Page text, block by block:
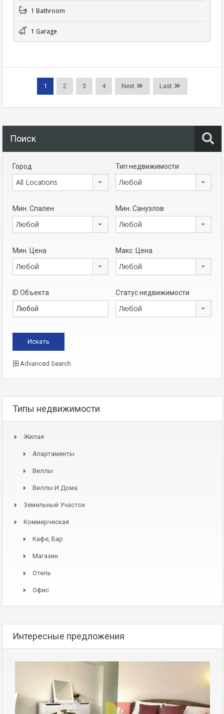
1 Bathroom
1 Garage
1 2 3 4 Next Last
Поиск
Город
All Locations
Тип недвижимости
Любой
Мин. Спален
Любой
Мин. Санузлов
Любой
Мин. Цена
Любой
Макс. Цена
Любой
ID Объекта Статус недвижимости
Любой
Advanced Search
Типы недвижимости
Жилая
Апартаменты
Виллы
Виллы И Дома
Земельный Участок
Коммерческая
Кафе, Бар
Магазин
Отель
Офис
Интересные предложения